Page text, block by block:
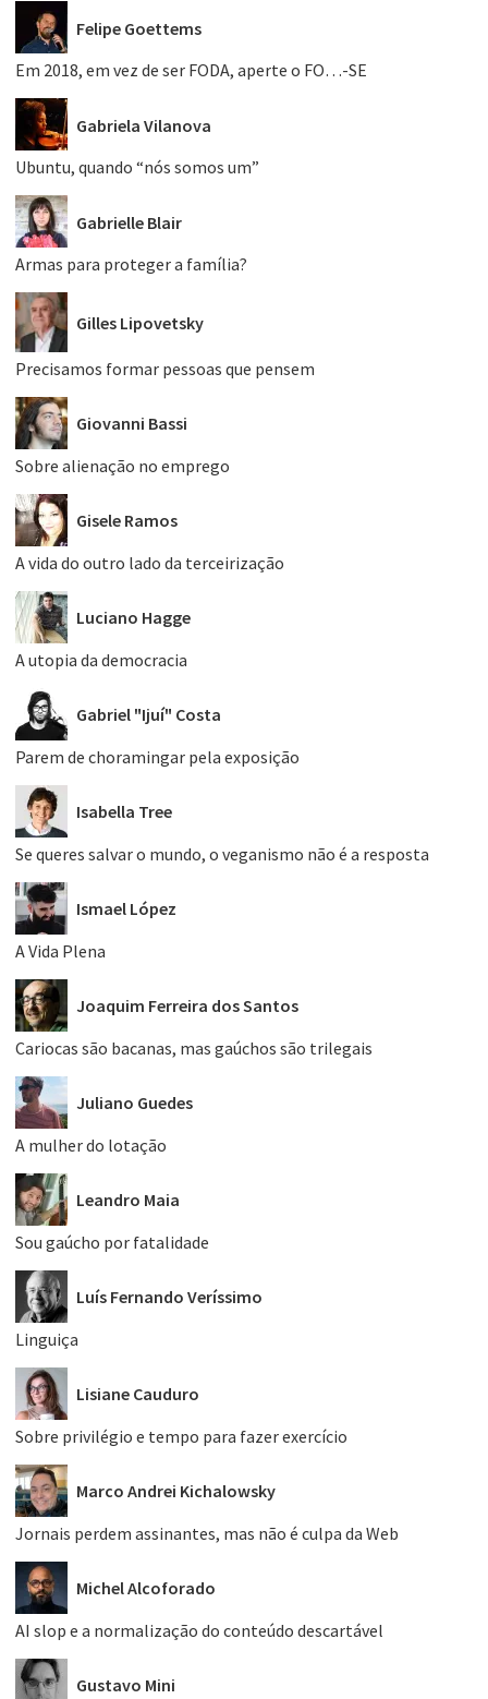
Felipe Goettems
Em 2018, em vez de ser FODA, aperte o FO…-SE
Gabriela Vilanova
Ubuntu, quando “nós somos um”
Gabrielle Blair
Armas para proteger a família?
Gilles Lipovetsky
Precisamos formar pessoas que pensem
Giovanni Bassi
Sobre alienação no emprego
Gisele Ramos
A vida do outro lado da terceirização
Luciano Hagge
A utopia da democracia
Gabriel "Ijuí" Costa
Parem de choramingar pela exposição
Isabella Tree
Se queres salvar o mundo, o veganismo não é a resposta
Ismael López
A Vida Plena
Joaquim Ferreira dos Santos
Cariocas são bacanas, mas gaúchos são trilegais
Juliano Guedes
A mulher do lotação
Leandro Maia
Sou gaúcho por fatalidade
Luís Fernando Veríssimo
Linguiça
Lisiane Cauduro
Sobre privilégio e tempo para fazer exercício
Marco Andrei Kichalowsky
Jornais perdem assinantes, mas não é culpa da Web
Michel Alcoforado
AI slop e a normalização do conteúdo descartável
Gustavo Mini